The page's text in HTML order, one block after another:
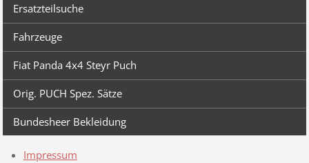
Ersatzteilsuche
Fahrzeuge
Fiat Panda 4x4 Steyr Puch
Orig. PUCH Spez. Sätze
Bundesheer Bekleidung
Impressum